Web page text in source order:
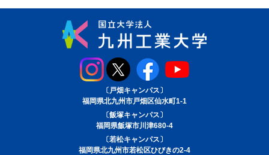
〔戸畑キャンパス〕
福岡県北九州市戸畑区仙水町1-1
〔飯塚キャンパス〕
福岡県飯塚市川津680-4
〔若松キャンパス〕
福岡県北九州市若松区ひびきの2-4